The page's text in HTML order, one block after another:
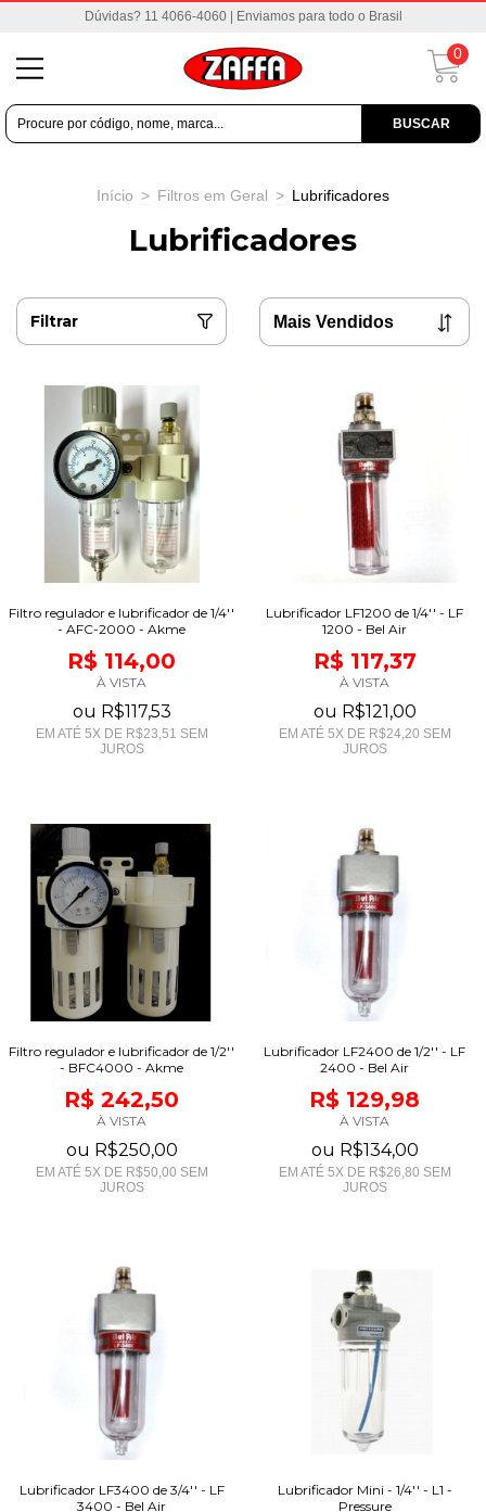
Dúvidas? 11 4066-4060 | Enviamos para todo o Brasil
BUSCAR
0
Início > Filtros em Geral > Lubrificadores
Lubrificadores
Filtrar
Filtro regulador e lubrificador de 1/4''
- AFC-2000 - Akme
R$ 114,00
À VISTA
ou R$117,53
EM ATÉ 5X DE R$23,51 SEM
JUROS
Lubrificador LF1200 de 1/4'' - LF
1200 - Bel Air
R$ 117,37
À VISTA
ou R$121,00
EM ATÉ 5X DE R$24,20 SEM
JUROS
Filtro regulador e lubrificador de 1/2''
- BFC4000 - Akme
R$ 242,50
À VISTA
ou R$250,00
EM ATÉ 5X DE R$50,00 SEM
JUROS
Lubrificador LF2400 de 1/2'' - LF
2400 - Bel Air
R$ 129,98
À VISTA
ou R$134,00
EM ATÉ 5X DE R$26,80 SEM
JUROS
Lubrificador LF3400 de 3/4'' - LF
3400 - Bel Air
Lubrificador Mini - 1/4'' - L1 -
Pressure